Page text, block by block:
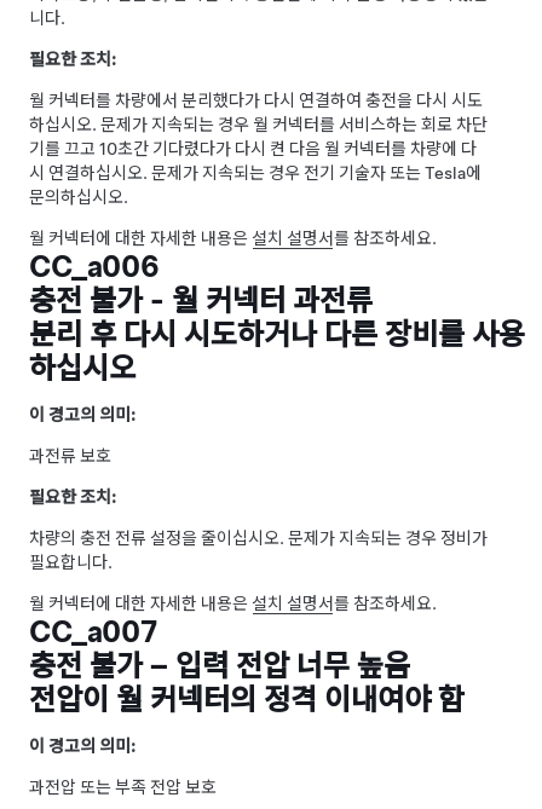
니다.
필요한 조치:
월 커넥터를 차량에서 분리했다가 다시 연결하여 충전을 다시 시도
하십시오. 문제가 지속되는 경우 월 커넥터를 서비스하는 회로 차단
기를 끄고 10초간 기다렸다가 다시 켠 다음 월 커넥터를 차량에 다
시 연결하십시오. 문제가 지속되는 경우 전기 기술자 또는 Tesla에
문의하십시오.
월 커넥터에 대한 자세한 내용은 설치 설명서를 참조하세요.
CC_a006
충전 불가 - 월 커넥터 과전류
분리 후 다시 시도하거나 다른 장비를 사용
하십시오
이 경고의 의미:
과전류 보호
필요한 조치:
차량의 충전 전류 설정을 줄이십시오. 문제가 지속되는 경우 정비가
필요합니다.
월 커넥터에 대한 자세한 내용은 설치 설명서를 참조하세요.
CC_a007
충전 불가 – 입력 전압 너무 높음
전압이 월 커넥터의 정격 이내여야 함
이 경고의 의미:
과전압 또는 부족 전압 보호